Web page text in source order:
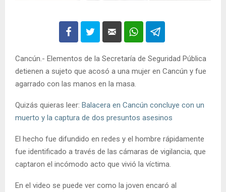
Cancún.- Elementos de la Secretaría de Seguridad Pública
detienen a sujeto que acosó a una mujer en Cancún y fue
agarrado con las manos en la masa.
Quizás quieras leer: Balacera en Cancún concluye con un
muerto y la captura de dos presuntos asesinos
El hecho fue difundido en redes y el hombre rápidamente
fue identificado a través de las cámaras de vigilancia, que
captaron el incómodo acto que vivió la víctima.
En el video se puede ver como la joven encaró al